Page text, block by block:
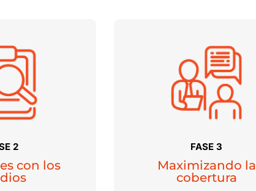
2
con los
FASE 3
Maximizando la
cobertura